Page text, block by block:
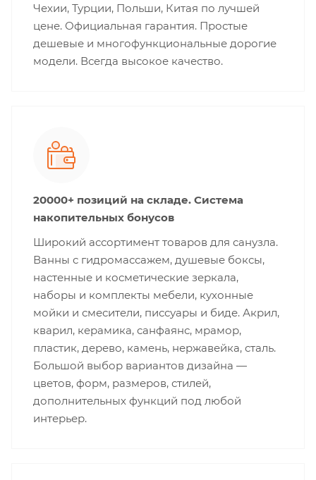
Чехии, Турции, Польши, Китая по лучшей
цене. Официальная гарантия. Простые
дешевые и многофункциональные дорогие
модели. Всегда высокое качество.
20000+ позиций на складе. Система
накопительных бонусов
Широкий ассортимент товаров для санузла.
Ванны с гидромассажем, душевые боксы,
настенные и косметические зеркала,
наборы и комплекты мебели, кухонные
мойки и смесители, писсуары и биде. Акрил,
кварил, керамика, санфаянс, мрамор,
пластик, дерево, камень, нержавейка, сталь.
Большой выбор вариантов дизайна —
цветов, форм, размеров, стилей,
дополнительных функций под любой
интерьер.